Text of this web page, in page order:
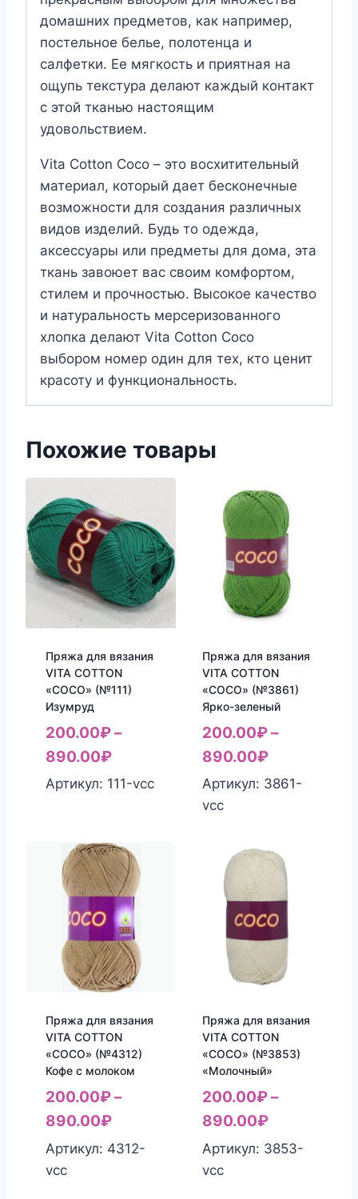
домашних предметов, как например,
постельное белье, полотенца и
салфетки. Ее мягкость и приятная на
ощупь текстура делают каждый контакт
с этой тканью настоящим
удовольствием.
Vita Cotton Coco – это восхитительный
материал, который дает бесконечные
возможности для создания различных
видов изделий. Будь то одежда,
аксессуары или предметы для дома, эта
ткань завоюет вас своим комфортом,
стилем и прочностью. Высокое качество
и натуральность мерсеризованного
хлопка делают Vita Cotton Coco
выбором номер один для тех, кто ценит
красоту и функциональность.
Похожие товары
Пряжа для вязания
VITA COTTON
«COCO» (№111)
Изумруд
200.00₽–
890.00₽
Артикул: 111-vcc
Пряжа для вязания
VITA COTTON
«COCO» (№3861)
Ярко-зеленый
200.00₽–
890.00₽
Артикул: 3861-
vcc
Пряжа для вязания
VITA COTTON
«COCO» (№4312)
Кофе с молоком
200.00₽–
890.00₽
Артикул: 4312-
vcc
Пряжа для вязания
VITA COTTON
«COCO» (№3853)
«Молочный»
200.00₽–
890.00₽
Артикул: 3853-
vcc